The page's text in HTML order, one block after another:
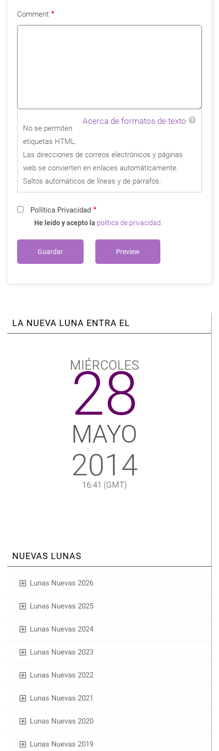
Comment
Acerca de formatos de texto
No se permiten
etiquetas HTML.
Las direcciones de correos electrónicos y páginas
web se convierten en enlaces automáticamente.
Saltos automáticos de líneas y de párrafos.
Política Privacidad
He leído y acepto la política de privacidad.
LA NUEVA LUNA ENTRA EL
MIÉRCOLES
28
MAYO
2014
16:41 (GMT)
NUEVAS LUNAS
Lunas Nuevas 2026
Lunas Nuevas 2025
Lunas Nuevas 2024
Lunas Nuevas 2023
Lunas Nuevas 2022
Lunas Nuevas 2021
Lunas Nuevas 2020
Lunas Nuevas 2019